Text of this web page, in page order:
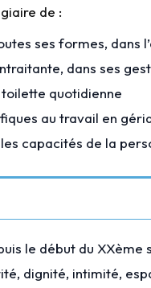
de :
ses formes, dans
dans ses
toilette quotidienne
au travail en
capacités de la
le début du XXème
dignité, intimité,